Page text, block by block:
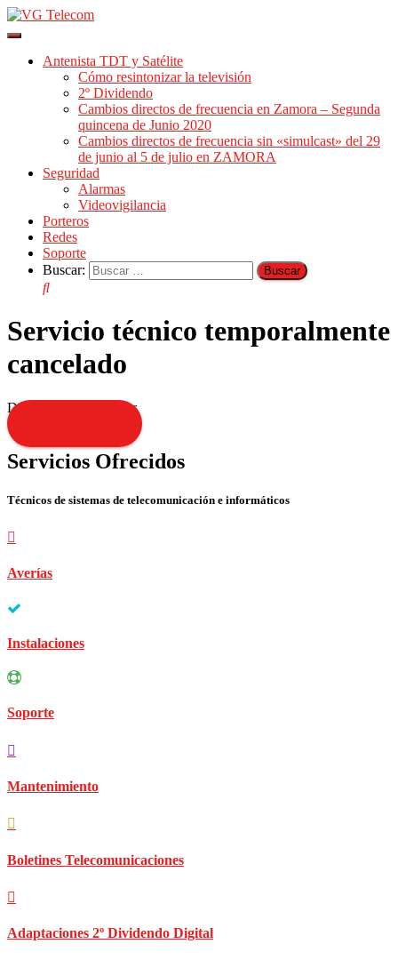
Cambiar
navegación
Antenista TDT y Satélite
Cómo resintonizar la televisión
2º Dividendo
Cambios directos de frecuencia en Zamora – Segunda
quincena de Junio 2020
Cambios directos de frecuencia sin «simulcast» del 29
de junio al 5 de julio en ZAMORA
Seguridad
Alarmas
Videovigilancia
Porteros
Redes
Soporte
Buscar:
Servicio técnico temporalmente
cancelado
Disculpen las molestias
Servicios Ofrecidos
Técnicos de sistemas de telecomunicación e informáticos
Averías
Instalaciones
Soporte
Mantenimiento
Boletines Telecomunicaciones
Adaptaciones 2º Dividendo Digital